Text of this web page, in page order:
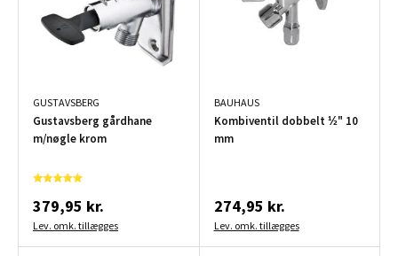
GUSTAVSBERG
Gustavsberg gårdhane
m/nøgle krom
379,95 kr.
Lev. omk. tillægges
BAUHAUS
Kombiventil dobbelt ½" 10
mm
274,95 kr.
Lev. omk. tillægges